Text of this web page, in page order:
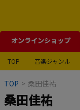
オンラインショップ
TOP 音楽ジャンル
TOP > 桑田佳祐
桑田佳祐